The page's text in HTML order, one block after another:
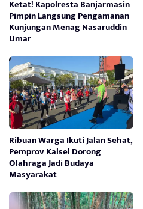
Ketat! Kapolresta Banjarmasin
Pimpin Langsung Pengamanan
Kunjungan Menag Nasaruddin
Umar
Ribuan Warga Ikuti Jalan Sehat,
Pemprov Kalsel Dorong
Olahraga Jadi Budaya
Masyarakat